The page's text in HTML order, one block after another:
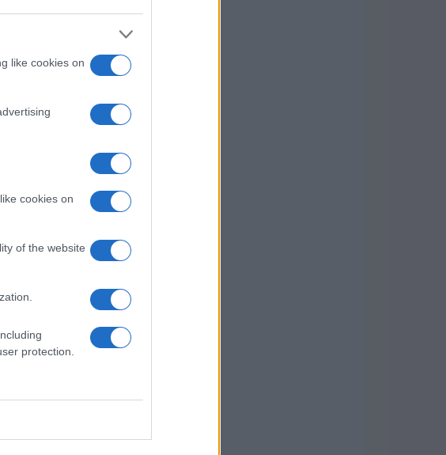
like cookies on
cookies on
of the website
protection.
Tra i
del
si